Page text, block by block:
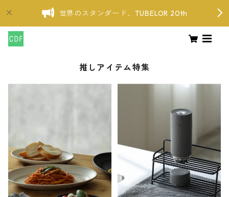
世界のスタンダード、TUBELOR 20th
推しアイテム特集